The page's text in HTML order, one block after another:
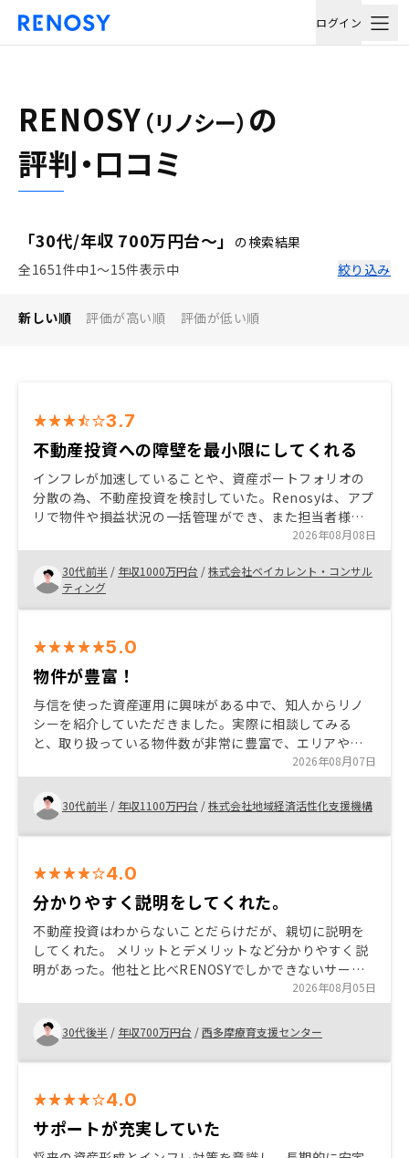
ログイン
RENOSY （リノシー） の
評判・口コミ
「30代/年収 700万円台〜」
の検索結果
全1651件中1〜15件表示中
絞り込み
新しい順 評価が高い順 評価が低い順
3.7
不動産投資への障壁を最小限にしてくれる
インフレが加速していることや、資産ポートフォリオの
分散の為、不動産投資を検討していた。Renosyは、アプ
リで物件や損益状況の一括管理ができ、また担当者様の
サポートも充実しており、懸念していた管理工数を最小
限で抑えられると感じた。また売却する際もRenosyネッ
トワークの中で比較的容易に進められる部分は魅力的だ
った。
2026年08月08日
30代前半 / 年収1000万円台 /株式会社ベイカレント・コンサル
ティング
5.0
物件が豊富！
与信を使った資産運用に興味がある中で、知人からリノ
シーを紹介していただきました。実際に相談してみる
と、取り扱っている物件数が非常に豊富で、エリアや価
格帯などさまざまな選択肢の中から比較・検討できた点
が特に良かったです。また、営業担当の方にも丁寧かつ
迅速にフォローしていただき、不明点や不安な部分もそ
の都度解消できたため、安心して進めることができまし
た。
2026年08月07日
30代前半 / 年収1100万円台 /株式会社地域経済活性化支援機構
4.0
分かりやすく説明をしてくれた。
不動産投資はわからないことだらけだが、親切に説明を
してくれた。 メリットとデメリットなど分かりやすく説
明があった。他社と比べRENOSYでしかできないサービ
スがリノベーションの安さや物件の売買のしやすさだと
感じた。
2026年08月05日
30代後半 / 年収700万円台 /西多摩療育支援センター
4.0
サポートが充実していた